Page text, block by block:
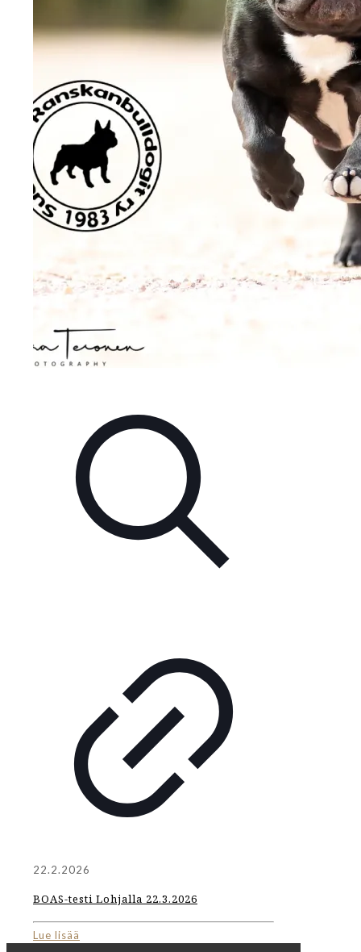
22.2.2026
BOAS-testi Lohjalla 22.3.2026
Lue lisää